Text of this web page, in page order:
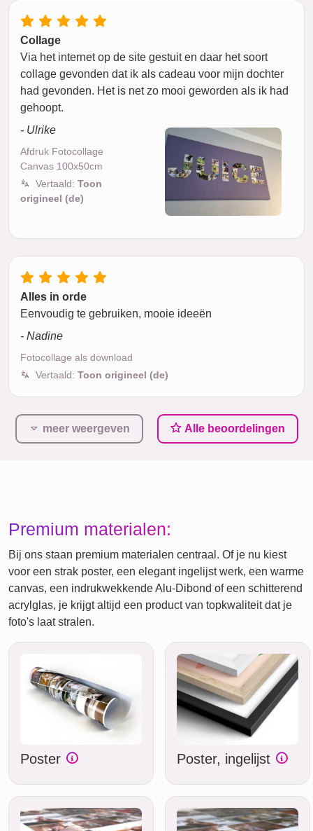
Collage
Via het internet op de site gestuit en daar het soort
collage gevonden dat ik als cadeau voor mijn dochter
had gevonden. Het is net zo mooi geworden als ik had
gehoopt.
- Ulrike
Afdruk Fotocollage
Canvas 100x50cm
Vertaald: Toon
origineel (de)
Alles in orde
Eenvoudig te gebruiken, mooie ideeën
- Nadine
Fotocollage als download
Vertaald: Toon origineel (de)
meer weergeven Alle beoordelingen
Premium materialen:
Bij ons staan premium materialen centraal. Of je nu kiest
voor een strak poster, een elegant ingelijst werk, een warme
canvas, een indrukwekkende Alu-Dibond of een schitterend
acrylglas, je krijgt altijd een product van topkwaliteit dat je
foto's laat stralen.
Poster Poster, ingelijst